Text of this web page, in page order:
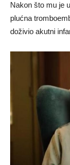
Nakon što mu je
plućna
doživio akutni